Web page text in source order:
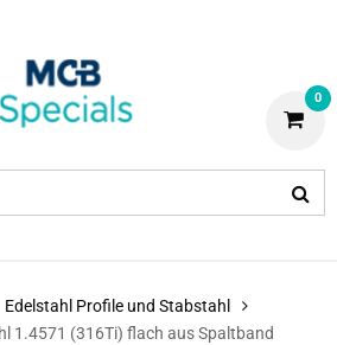
0
Edelstahl Profile und Stabstahl
1.4571 (316Ti) flach aus Spaltband